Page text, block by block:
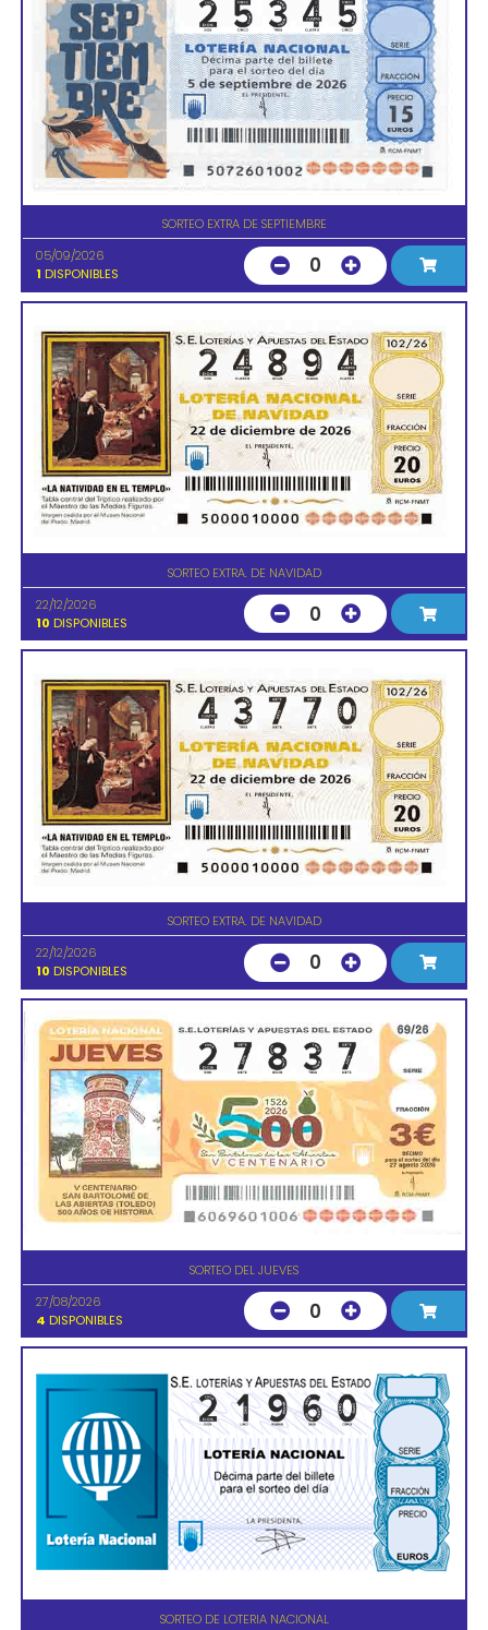
SORTEO EXTRA DE SEPTIEMBRE
05/09/2026
1 DISPONIBLES 0
SORTEO EXTRA. DE NAVIDAD
22/12/2026
10 DISPONIBLES 0
SORTEO EXTRA. DE NAVIDAD
22/12/2026
10 DISPONIBLES 0
SORTEO DEL JUEVES
27/08/2026
4 DISPONIBLES 0
SORTEO DE LOTERIA NACIONAL